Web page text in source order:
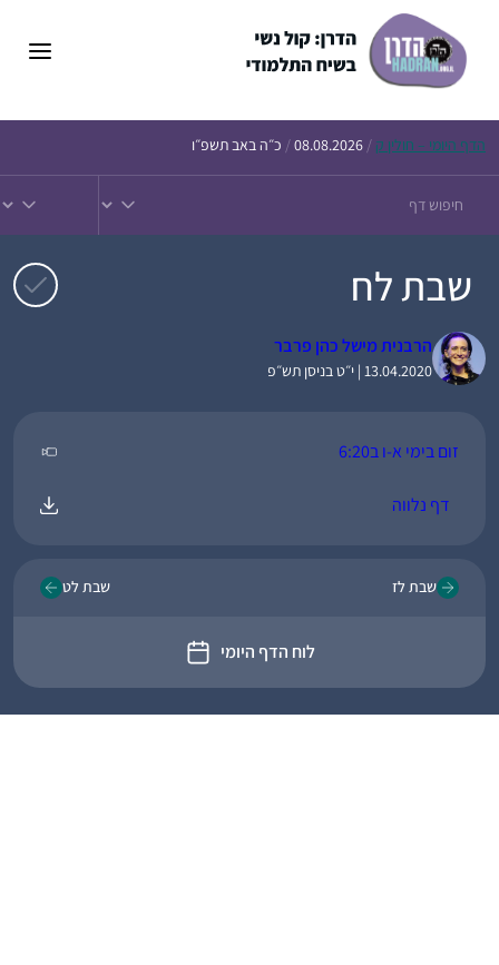
הדף היומי – חולין ק /
08.08.2026
/ כ״ה באב תשפ״ו
שבת לח
הרבנית מישל כהן פרבר
13.04.2020 | י״ט בניסן תש״פ
זום בימי א-ו ב6:20
דף נלווה
שבת לז
לוח הדף היומי
שבת לט